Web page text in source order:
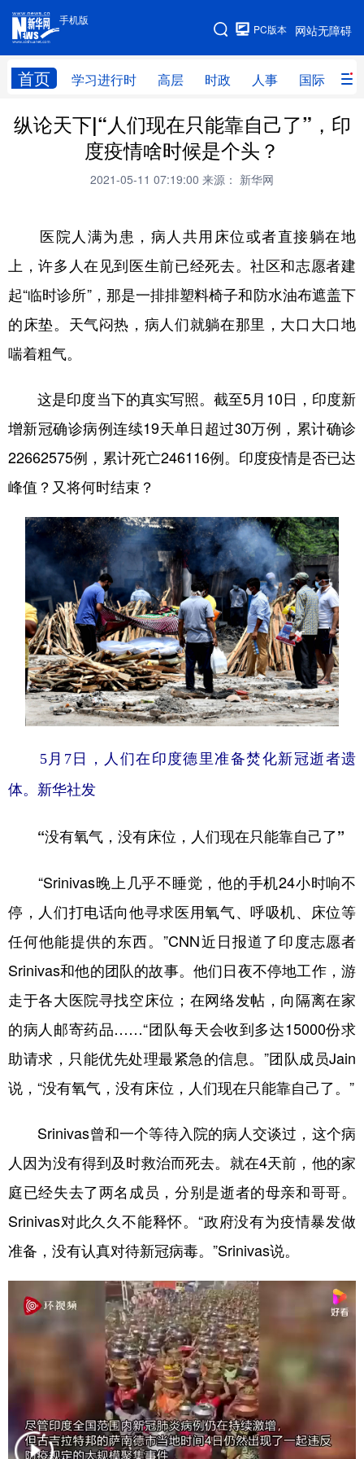
手机版
网站无障碍
PC版本
首页 学习进行时 高层 时政 人事 国际 财
手机版
网站地图
学习进行时 高层 时政 人事
财经 网评
全球连线
文化 书画 健康 军事
访谈 视频 图片 政务
法律 中央文件 金融 汽车
食品
学术中国 乡村振兴 银龄 溯源中国
城市 旅游 能源 会展
彩票 娱乐 时尚 悦读
公益 一带一路
文化产业
地方频道
北京 天津 河北 山西
辽宁 吉林 上海 江苏
浙江 安徽 福建 江西
广东 广西 海南 重庆
四川
陕西 甘肃 青海 宁夏
多语种频道
English Español Français عربى
Русский язык 日本語 한국어
Deutsch Português
纵论天下|“人们现在只能靠自己了”，印
度疫情啥时候是个头？
2021-05-11 07:19:00 来源： 新华网
医院人满为患，病人共用床位或者直接躺在地
上，许多人在见到医生前已经死去。社区和志愿者建
起“临时诊所”，那是一排排塑料椅子和防水油布遮盖下
的床垫。天气闷热，病人们就躺在那里，大口大口地
喘着粗气。
这是印度当下的真实写照。截至5月10日，印度新
增新冠确诊病例连续19天单日超过30万例，累计确诊
22662575例，累计死亡246116例。印度疫情是否已达
峰值？又将何时结束？
5月7日，人们在印度德里准备焚化新冠逝者遗
体。新华社发
“没有氧气，没有床位，人们现在只能靠自己了”
“Srinivas晚上几乎不睡觉，他的手机24小时响不
停，人们打电话向他寻求医用氧气、呼吸机、床位等
任何他能提供的东西。”CNN近日报道了印度志愿者
Srinivas和他的团队的故事。他们日夜不停地工作，游
走于各大医院寻找空床位；在网络发帖，向隔离在家
的病人邮寄药品……“团队每天会收到多达15000份求
助请求，只能优先处理最紧急的信息。”团队成员Jain
说，“没有氧气，没有床位，人们现在只能靠自己了。”
Srinivas曾和一个等待入院的病人交谈过，这个病
人因为没有得到及时救治而死去。就在4天前，他的家
庭已经失去了两名成员，分别是逝者的母亲和哥哥。
Srinivas对此久久不能释怀。“政府没有为疫情暴发做
准备，没有认真对待新冠病毒。”Srinivas说。